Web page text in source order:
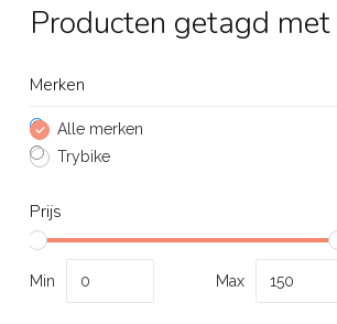
Producten getagd
Merken
Alle merken
Trybike
Prijs
Min Max